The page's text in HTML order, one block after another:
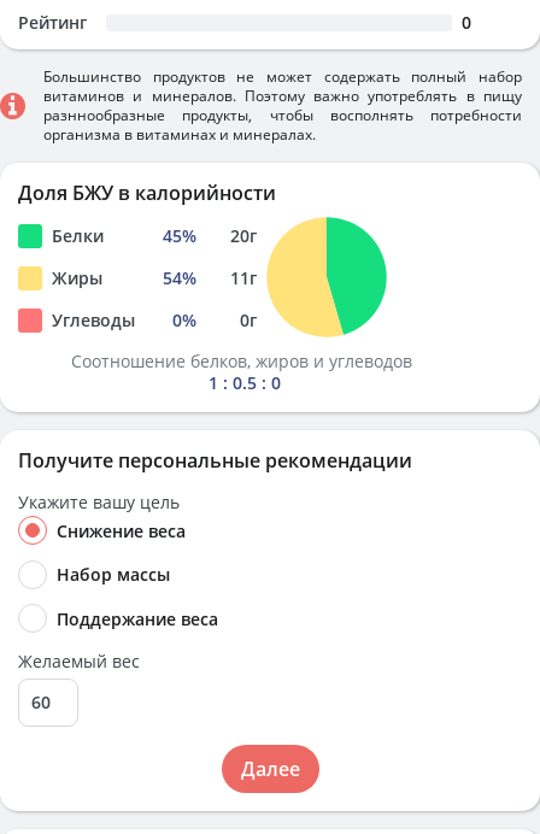
Рейтинг 0
Большинство продуктов не может содержать полный набор
витаминов и минералов. Поэтому важно употреблять в пищу
разннообразные продукты, чтобы восполнять потребности
организма в витаминах и минералах.
Доля БЖУ в калорийности
Белки 45% 20г
Жиры
54% 11г
Углеводы
0% 0г
Соотношение белков, жиров и углеводов
1 : 0.5 : 0
Получите персональные рекомендации
Укажите вашу цель
Снижение веса
Набор массы
Поддержание веса
Желаемый вес
Далее